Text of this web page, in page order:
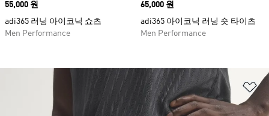
Price
55,000 원
adi365 러닝 아이코닉 쇼츠
Men Performance
Price
65,000 원
adi365 아이코닉 러닝 숏 타이츠
Men Performance